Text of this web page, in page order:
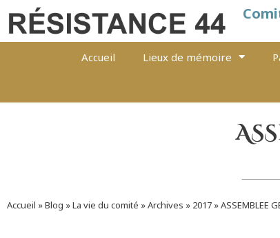
Accueil Lieux de mémoire
Accueil »Blog »La vie du comité »Archives » 2017 »ASSEMBLEE